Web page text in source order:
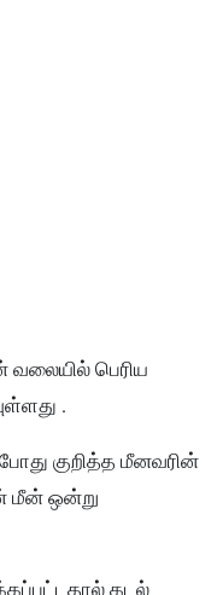
வலையில் பெரிய
.
குறித்த மீனவரின்
மீன் ஒன்று
கடல்